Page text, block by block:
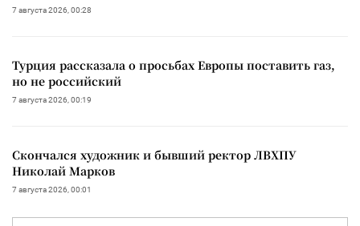
7 августа 2026, 00:28
Турция рассказала о просьбах Европы поставить газ,
но не российский
7 августа 2026, 00:19
Скончался художник и бывший ректор ЛВХПУ
Николай Марков
7 августа 2026, 00:01